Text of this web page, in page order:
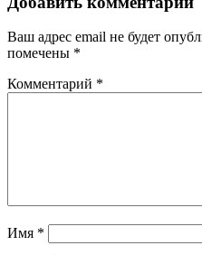
Ваш адрес email не будет
помечены *
Комментарий *
Имя *